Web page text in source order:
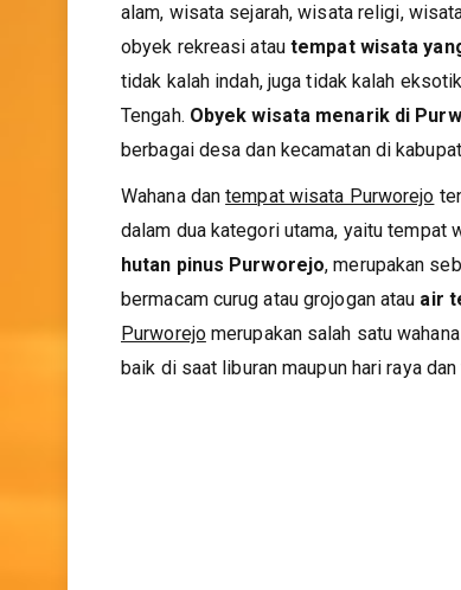
alam, wisata sejarah, wisata religi,
obyek rekreasi atau tempat wisata
tidak kalah indah, juga tidak kalah
Tengah. Obyek wisata menarik di
berbagai desa dan kecamatan di
Wahana dantempat wisata Purworejo
dalam dua kategori utama, yaitu tempat
hutan pinus Purworejo, merupakan
bermacam curug atau grojogan atau air
Purworejomerupakan salah satu
baik di saat liburan maupun hari raya dan